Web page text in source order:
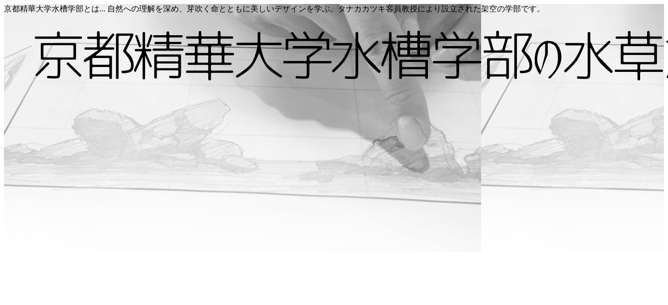
京都精華大学水槽学部とは... 自然への理解を深め、芽吹く命とともに美しいデザインを学ぶ。タナカカツキ客員教授により設立された架空の学部です。